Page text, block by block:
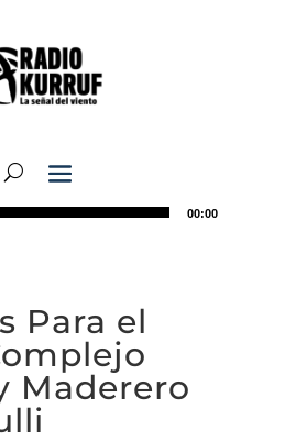
00:00
Para el
Maderero